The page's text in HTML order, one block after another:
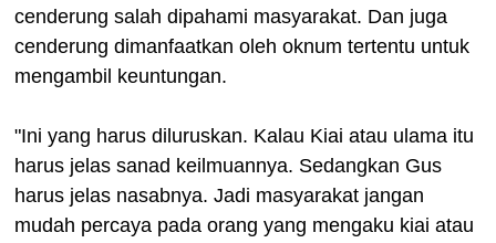
cenderung salah dipahami masyarakat. Dan juga
cenderung dimanfaatkan oleh oknum tertentu untuk
mengambil keuntungan.
"Ini yang harus diluruskan. Kalau Kiai atau ulama itu
harus jelas sanad keilmuannya. Sedangkan Gus
harus jelas nasabnya. Jadi masyarakat jangan
mudah percaya pada orang yang mengaku kiai atau